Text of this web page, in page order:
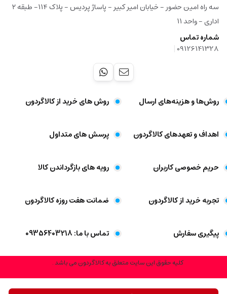
سه راه امین حضور - خیابان امیر کبیر - پاساژ پردیس - پلاک ۱۱۴- طبقه ۲
اداری - واحد ۱۱
شماره تماس
09126141328
|
روش‌ها و هزینه‌های ارسال روش های خرید از کالاگردون
اهداف و تعهد‌های کالاگردون پرسش های متداول
حریم خصوصی کاربران رویه های بازگرداندن کالا
تجربه خرید از کالاگردون ضمانت هفت روزه کالاگردون
پیگیری سفارش تماس با ما: 09356403218
کلیه حقوق این سایت متعلق به کالاگردون می باشد .